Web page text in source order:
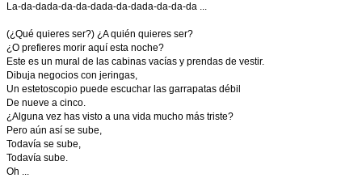
La-da-dada-da-da-dada-da-dada-da-da-da ...
(¿Qué quieres ser?) ¿A quién quieres ser?
¿O prefieres morir aquí esta noche?
Este es un mural de las cabinas vacías y prendas de vestir.
Dibuja negocios con jeringas,
Un estetoscopio puede escuchar las garrapatas débil
De nueve a cinco.
¿Alguna vez has visto a una vida mucho más triste?
Pero aún así se sube,
Todavía se sube,
Todavía sube.
Oh ...